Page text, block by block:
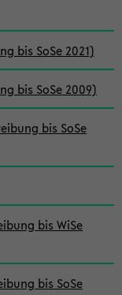
bis SoSe 2021)
bis SoSe 2009)
bis SoSe
bis WiSe
bis SoSe